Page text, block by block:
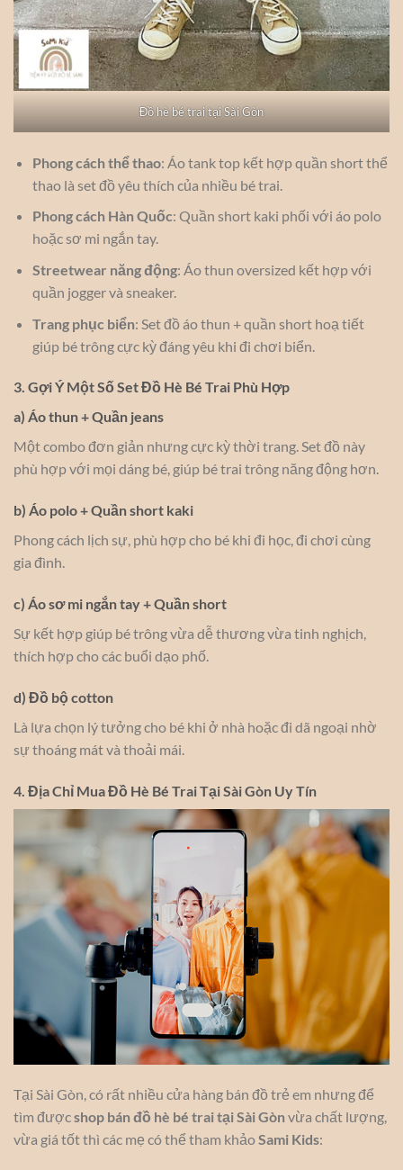
Đồ hè bé trai tại Sài Gòn
Phong cách thể thao: Áo tank top kết hợp quần short thể
thao là set đồ yêu thích của nhiều bé trai.
Phong cách Hàn Quốc: Quần short kaki phối với áo polo
hoặc sơ mi ngắn tay.
Streetwear năng động: Áo thun oversized kết hợp với
quần jogger và sneaker.
Trang phục biển: Set đồ áo thun + quần short hoạ tiết
giúp bé trông cực kỳ đáng yêu khi đi chơi biển.
3. Gợi Ý Một Số Set Đồ Hè Bé Trai Phù Hợp
a) Áo thun + Quần jeans
Một combo đơn giản nhưng cực kỳ thời trang. Set đồ này
phù hợp với mọi dáng bé, giúp bé trai trông năng động hơn.
b) Áo polo + Quần short kaki
Phong cách lịch sự, phù hợp cho bé khi đi học, đi chơi cùng
gia đình.
c) Áo sơ mi ngắn tay + Quần short
Sự kết hợp giúp bé trông vừa dễ thương vừa tinh nghịch,
thích hợp cho các buổi dạo phố.
d) Đồ bộ cotton
Là lựa chọn lý tưởng cho bé khi ở nhà hoặc đi dã ngoại nhờ
sự thoáng mát và thoải mái.
4. Địa Chỉ Mua Đồ Hè Bé Trai Tại Sài Gòn Uy Tín
Tại Sài Gòn, có rất nhiều cửa hàng bán đồ trẻ em nhưng để
tìm đượcshop bán đồ hè bé trai tại Sài Gònvừa chất lượng,
vừa giá tốt thì các mẹ có thể tham khảoSami Kids: